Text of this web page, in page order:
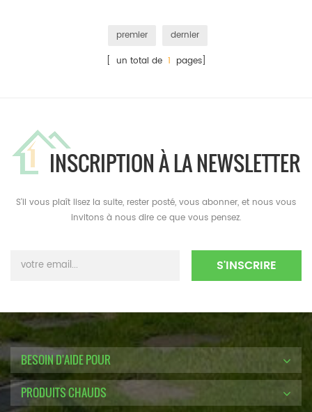
premier
dernier
[ un total de 1 pages]
INSCRIPTION À LA NEWSLETTER
S'il vous plaît lisez la suite, rester posté, vous abonner, et nous vous
invitons à nous dire ce que vous pensez.
BESOIN D'AIDE POUR
PRODUITS CHAUDS